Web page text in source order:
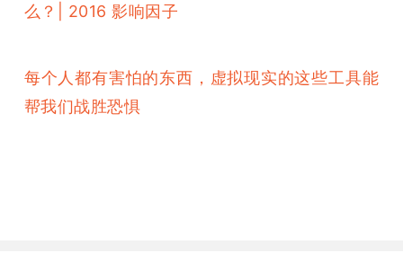
么？| 2016 影响因子
每个人都有害怕的东西，虚拟现实的这些工具能
帮我们战胜恐惧